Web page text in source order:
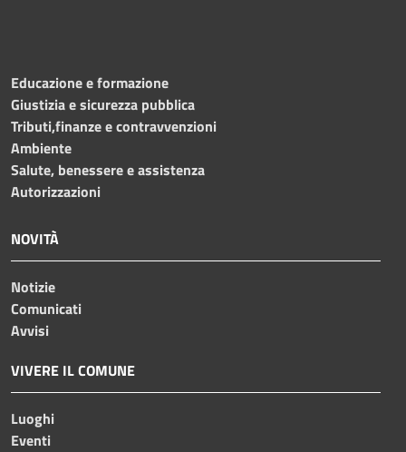
Educazione e formazione
Giustizia e sicurezza pubblica
Tributi,finanze e contravvenzioni
Ambiente
Salute, benessere e assistenza
Autorizzazioni
NOVITÀ
Notizie
Comunicati
Avvisi
VIVERE IL COMUNE
Luoghi
Eventi